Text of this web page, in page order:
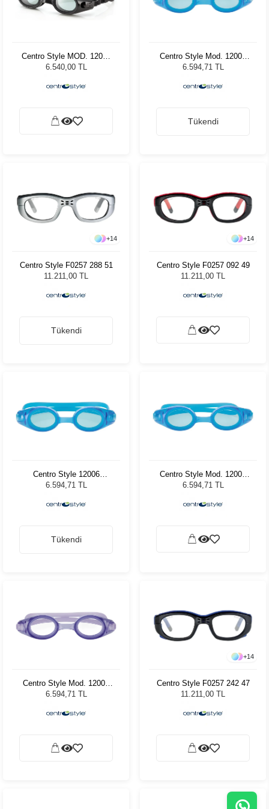
Centro Style MOD. 12003
Siyah G
6.540,00 TL
Centro Style Mod. 12006
Turkuaz
6.594,71 TL
Tükendi
+14
Centro Style F0257 288 51
11.211,00 TL
Tükendi
+14
Centro Style F0257 092 49
11.211,00 TL
Centro Style 12006
Turkuaz
6.594,71 TL
Tükendi
Centro Style Mod. 12006
Turkuaz
6.594,71 TL
Centro Style Mod. 12005
Lila
6.594,71 TL
+14
Centro Style F0257 242 47
11.211,00 TL